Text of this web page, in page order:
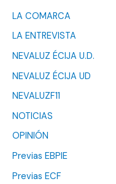
LA COMARCA
LA ENTREVISTA
NEVALUZ ÉCIJA U.D.
NEVALUZ ÉCIJA UD
NEVALUZF11
NOTICIAS
OPINIÓN
Previas EBPIE
Previas ECF